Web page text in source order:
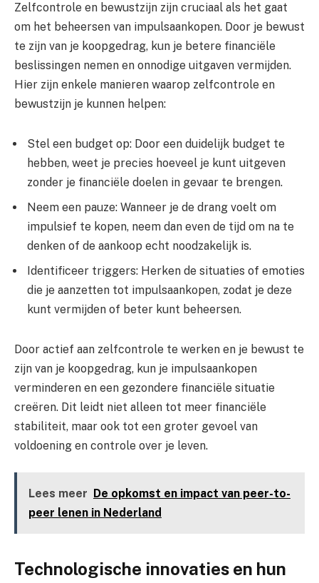
Zelfcontrole en bewustzijn zijn cruciaal als het gaat
om het beheersen van impulsaankopen. Door je bewust
te zijn van je koopgedrag, kun je betere financiële
beslissingen nemen en onnodige uitgaven vermijden.
Hier zijn enkele manieren waarop zelfcontrole en
bewustzijn je kunnen helpen:
Stel een budget op: Door een duidelijk budget te
hebben, weet je precies hoeveel je kunt uitgeven
zonder je financiële doelen in gevaar te brengen.
Neem een pauze: Wanneer je de drang voelt om
impulsief te kopen, neem dan even de tijd om na te
denken of de aankoop echt noodzakelijk is.
Identificeer triggers: Herken de situaties of emoties
die je aanzetten tot impulsaankopen, zodat je deze
kunt vermijden of beter kunt beheersen.
Door actief aan zelfcontrole te werken en je bewust te
zijn van je koopgedrag, kun je impulsaankopen
verminderen en een gezondere financiële situatie
creëren. Dit leidt niet alleen tot meer financiële
stabiliteit, maar ook tot een groter gevoel van
voldoening en controle over je leven.
Lees meer De opkomst en impact van peer-to-
peer lenen in Nederland
Technologische innovaties en hun